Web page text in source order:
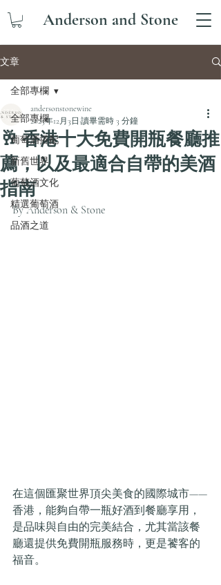
Anderson and Stone
文章
全部專欄
葡萄酒搭配
新舊世界
葡萄酒文化
精選葡萄酒
品酒之道
全部專欄
🥂 香港十大免費開瓶餐廳推
薦，以及最適合自帶的美酒
指南
andersonstonewine
2025年12月3日 讀畢需時 3 分鐘
By Anderson & Stone
在這個匯聚世界頂尖美食的國際城市——
香港，能夠自帶一瓶好酒到餐廳享用，
是品味與自由的完美結合，尤其當該餐
廳還提供免費開瓶服務時，更是饕客的
福音。